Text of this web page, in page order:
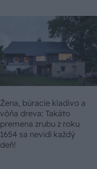
Žena, búracie kladivo a
vôňa dreva: Takáto
premena zrubu z roku
1654 sa nevidí každý
deň!